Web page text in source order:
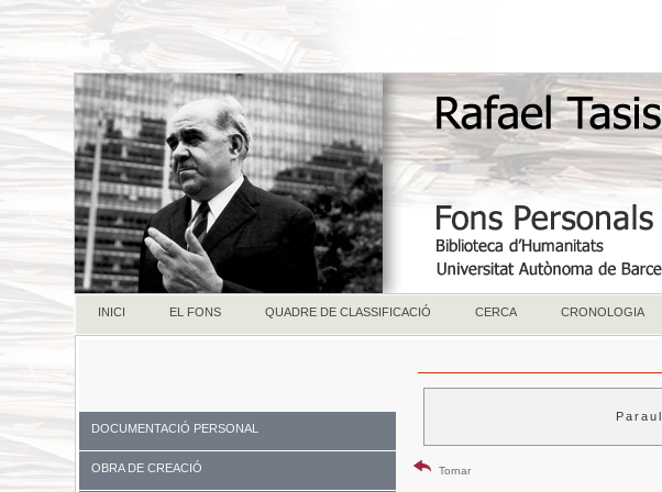
INICI EL FONS QUADRE DE CLASSIFICACIÓ CERCA CRONOLOGIA
DOCUMENTACIÓ PERSONAL
OBRA DE CREACIÓ Tornar